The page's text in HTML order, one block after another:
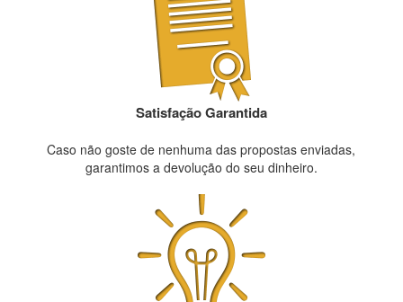
Satisfação Garantida
Caso não goste de nenhuma das propostas enviadas,
garantimos a devolução do seu dinheiro.